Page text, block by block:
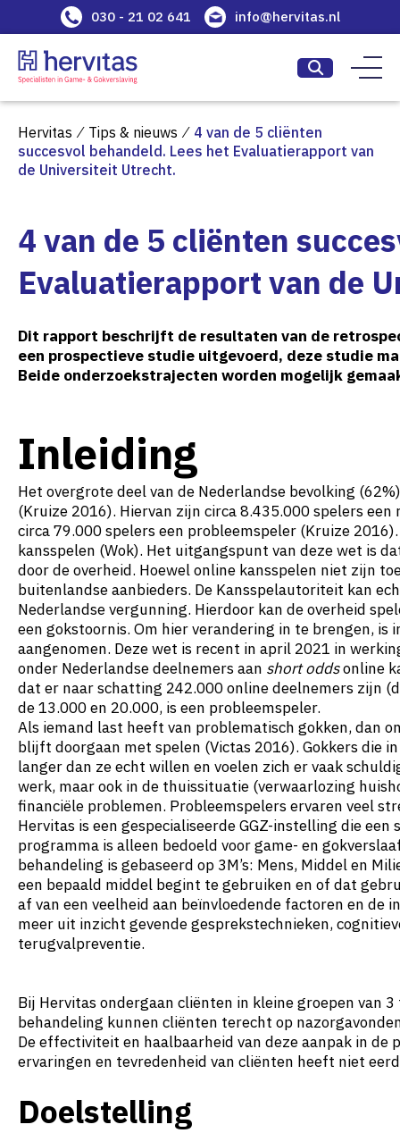
030 - 21 02 641 info@hervitas.nl
Hervitas ⁄ Tips & nieuws ⁄ 4 van de 5 cliënten
succesvol behandeld. Lees het Evaluatierapport van
de Universiteit Utrecht.
4 van de 5 cliënten
Evaluatierapport van de
Dit rapport beschrijft de resultaten van de
een prospectieve studie uitgevoerd, deze studie
Beide onderzoekstrajecten worden mogelijk
Inleiding
Het overgrote deel van de Nederlandse bevolking
(Kruize 2016). Hiervan zijn circa 8.435.000 spelers
circa 79.000 spelers een probleemspeler (Kruize
kansspelen (Wok). Het uitgangspunt van deze wet is
door de overheid. Hoewel online kansspelen niet zijn
buitenlandse aanbieders. De Kansspelautoriteit kan
Nederlandse vergunning. Hierdoor kan de overheid
een gokstoornis. Om hier verandering in te brengen,
aangenomen. Deze wet is recent in april 2021 in
onder Nederlandse deelnemers aan short oddsonline
dat er naar schatting 242.000 online deelnemers zijn
de 13.000 en 20.000, is een probleemspeler.
Als iemand last heeft van problematisch gokken, dan
blijft doorgaan met spelen (Victas 2016). Gokkers die
langer dan ze echt willen en voelen zich er vaak
werk, maar ook in de thuissituatie (verwaarlozing
financiële problemen. Probleemspelers ervaren veel
Hervitas is een gespecialiseerde GGZ-instelling die
programma is alleen bedoeld voor game- en
behandeling is gebaseerd op 3M’s: Mens, Middel en
een bepaald middel begint te gebruiken en of dat
af van een veelheid aan beïnvloedende factoren en de
meer uit inzicht gevende gesprekstechnieken,
terugvalpreventie.
Bij Hervitas ondergaan cliënten in kleine groepen van
behandeling kunnen cliënten terecht op
De effectiviteit en haalbaarheid van deze aanpak in
ervaringen en tevredenheid van cliënten heeft niet
Doelstelling